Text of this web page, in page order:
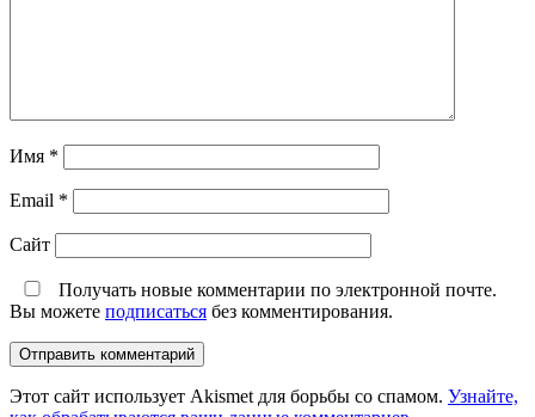
Имя *
Email *
Сайт
Получать новые комментарии по электронной почте.
Вы можете подписаться без комментирования.
Этот сайт использует Akismet для борьбы со спамом. Узнайте,